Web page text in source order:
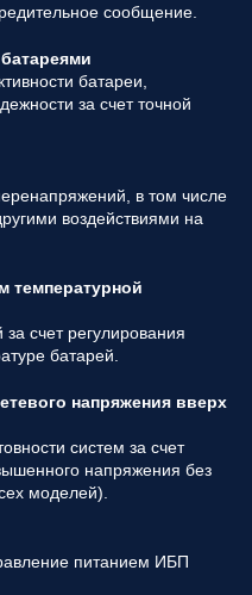
сообщение.
батареи,
за счет точной
в том числе
воздействиями на
температурной
счет регулирования
батарей.
напряжения вверх
систем за счет
напряжения без
моделей).
питанием ИБП